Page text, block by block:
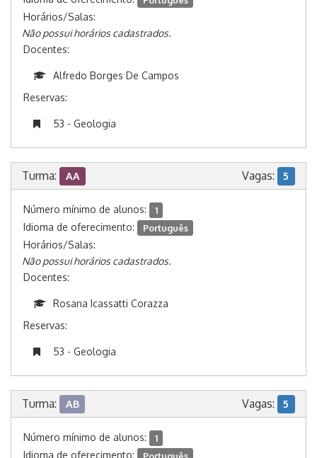
Horários/Salas:
Não possui horários cadastrados.
Docentes:
Alfredo Borges De Campos
Reservas:
53 - Geologia
Turma: AA Vagas: 5
Número mínimo de alunos: 1
Idioma de oferecimento: Português
Horários/Salas:
Não possui horários cadastrados.
Docentes:
Rosana Icassatti Corazza
Reservas:
53 - Geologia
Turma: AB Vagas: 5
Número mínimo de alunos: 1
Idioma de oferecimento: Português